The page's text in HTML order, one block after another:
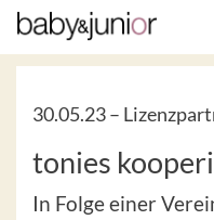
30.05.23 –
tonies
In Folge einer